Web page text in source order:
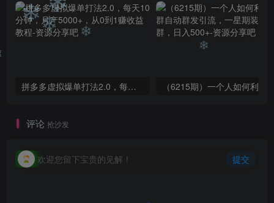
拼多多虚拟爆单打法2.0，每天10分钟，月产5000+，从0到1赚收益教程
评论 抢沙发
欢迎您留下宝贵的见解！ 提交
❄
❄❄